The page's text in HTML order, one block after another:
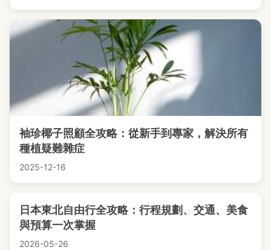
袖珍椰子照顧全攻略：從新手到專家，解決所有
種植疑難雜症
2025-12-16
日本東北自由行全攻略：行程規劃、交通、美食
與預算一次掌握
2026-05-26